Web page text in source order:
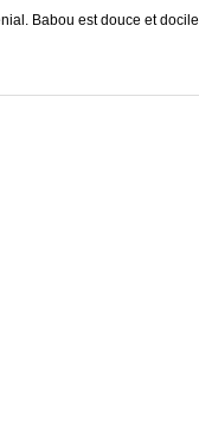
Babou est douce et docile